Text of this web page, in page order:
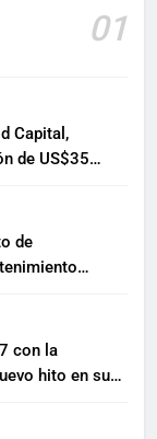
01
Capital,
de US$35
de
con la
hito en su